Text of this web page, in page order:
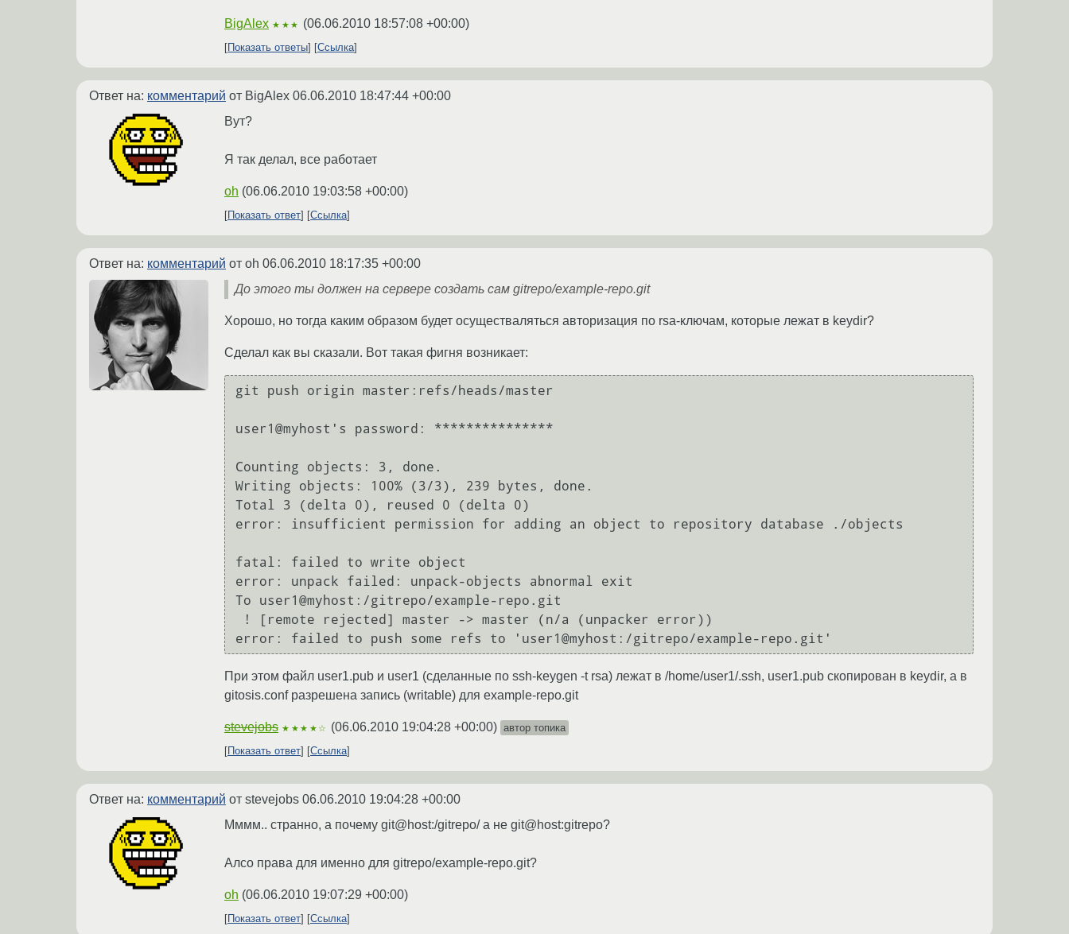
BigAlex ★★★ (06.06.2010 18:57:08 +00:00)
Показать ответы Ссылка
Ответ на: комментарий от BigAlex 06.06.2010 18:47:44 +00:00
Вут?
Я так делал, все работает
oh (06.06.2010 19:03:58 +00:00)
Показать ответ Ссылка
Ответ на: комментарий от oh 06.06.2010 18:17:35 +00:00
До этого ты должен на сервере создать сам gitrepo/example-repo.git
Хорошо, но тогда каким образом будет осуществаляться авторизация по rsa-ключам, которые лежат в keydir?
Сделал как вы сказали. Вот такая фигня возникает:
git push origin master:refs/heads/master
user1@myhost's password: ***************
Counting objects: 3, done.
Writing objects: 100% (3/3), 239 bytes, done.
Total 3 (delta 0), reused 0 (delta 0)
error: insufficient permission for adding an object to repository database ./objects
fatal: failed to write object
error: unpack failed: unpack-objects abnormal exit
To user1@myhost:/gitrepo/example-repo.git
При этом файл user1.pub и user1 (сделанные по ssh-keygen -t rsa) лежат в /home/user1/.ssh, user1.pub скопирован в keydir, а в
gitosis.conf разрешена запись (writable) для example-repo.git
stevejobs ★★★★☆ (06.06.2010 19:04:28 +00:00) автор топика
Показать ответ
Ссылка
Ответ на: комментарий от stevejobs 06.06.2010 19:04:28 +00:00
Мммм.. странно, а почему git@host:/gitrepo/ а не git@host:gitrepo?
Алсо права для именно для gitrepo/example-repo.git?
oh (06.06.2010 19:07:29 +00:00)
Показать ответ Ссылка